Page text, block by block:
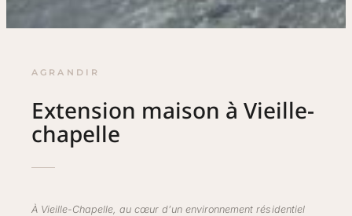
AGRANDIR
Extension maison à Vieille-
chapelle
À Vieille-Chapelle, au cœur d’un environnement résidentiel